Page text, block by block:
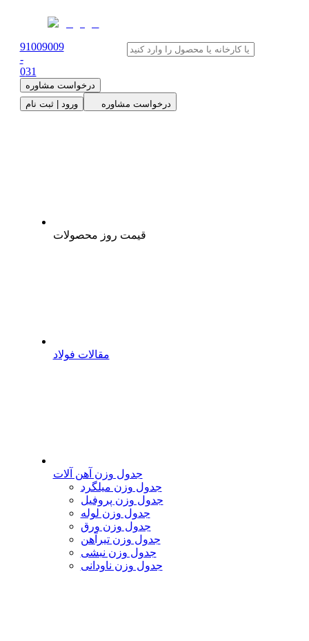
91009009
-
031
درخواست مشاوره
ورود | ثبت نام
درخواست مشاوره
قیمت روز محصولات
مقالات فولاد
جدول وزن آهن آلات
جدول وزن میلگرد
جدول وزن پروفیل
جدول وزن لوله
جدول وزن ورق
جدول وزن تیرآهن
جدول وزن نبشی
جدول وزن ناودانی